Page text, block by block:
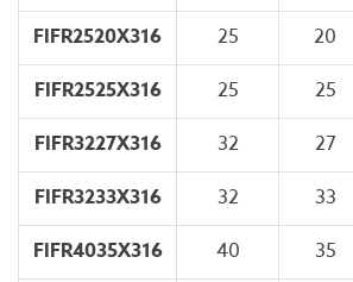
FIFR2520X316
25 20
FIFR2525X316
25 25
FIFR3227X316
32 27
FIFR3233X316
32 33
FIFR4035X316
40 35